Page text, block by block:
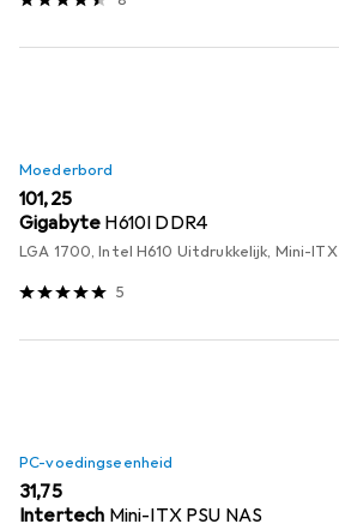
Moederbord
EUR
101,25
Gigabyte H610I DDR4
LGA 1700, Intel H610 Uitdrukkelijk, Mini-ITX
5
PC-voedingseenheid
EUR
31,75
Intertech Mini-ITX PSU NAS